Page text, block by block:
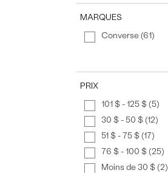
MARQUES
Converse (61)
PRIX
101 $ - 125 $ (5)
30 $ - 50 $ (12)
51 $ - 75 $ (17)
76 $ - 100 $ (25)
Moins de 30 $ (2)